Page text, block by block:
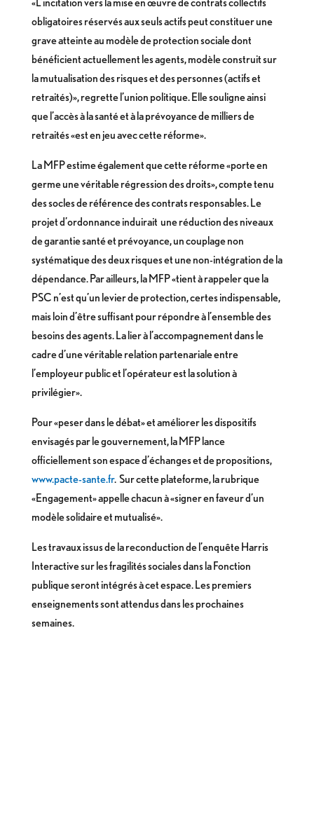
obligatoires réservés aux seuls actifs peut constituer une
grave atteinte au modèle de protection sociale dont
bénéficient actuellement les agents, modèle construit sur
la mutualisation des risques et des personnes (actifs et
retraités)», regrette l’union politique. Elle souligne ainsi
que l’accès à la santé et à la prévoyance de milliers de
retraités «est en jeu avec cette réforme».
La MFP estime également que cette réforme «porte en
germe une véritable régression des droits», compte tenu
des socles de référence des contrats responsables. Le
projet d’ordonnance induirait une réduction des niveaux
de garantie santé et prévoyance, un couplage non
systématique des deux risques et une non-intégration de la
dépendance. Par ailleurs, la MFP «tient à rappeler que la
PSC n’est qu’un levier de protection, certes indispensable,
mais loin d’être suffisant pour répondre à l’ensemble des
besoins des agents. La lier à l’accompagnement dans le
cadre d’une véritable relation partenariale entre
l’employeur public et l’opérateur est la solution à
privilégier».
Pour «peser dans le débat» et améliorer les dispositifs
envisagés par le gouvernement, la MFP lance
officiellement son espace d’échanges et de propositions,
www.pacte-sante.fr. Sur cette plateforme, la rubrique
«Engagement» appelle chacun à «signer en faveur d’un
modèle solidaire et mutualisé».
Les travaux issus de la reconduction de l’enquête Harris
Interactive sur les fragilités sociales dans la Fonction
publique seront intégrés à cet espace. Les premiers
enseignements sont attendus dans les prochaines
semaines.